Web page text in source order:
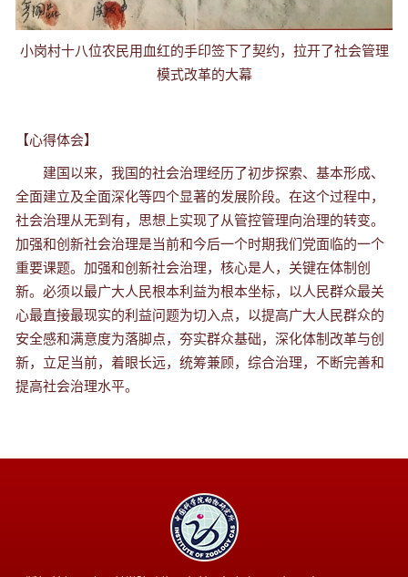
小岗村十八位农民用血红的手印签下了契约，拉开了社会管理
模式改革的大幕
【心得体会】
建国以来，我国的社会治理经历了初步探索、基本形成、
全面建立及全面深化等四个显著的发展阶段。在这个过程中，
社会治理从无到有，思想上实现了从管控管理向治理的转变。
加强和创新社会治理是当前和今后一个时期我们党面临的一个
重要课题。 加强和创新社会治理，核心是人，关键在体制创
新。必须以最广大人民根本利益为根本坐标， 以人民群众最关
心最直接最现实的利益问题为切入点，以提高广大人民群众的
安全感和满意度为落脚点， 夯实群众基础，深化体制 改革与创
新，立足当前，着眼长远，统筹兼顾，综合治理，不断完善和
提高社会治理水平。